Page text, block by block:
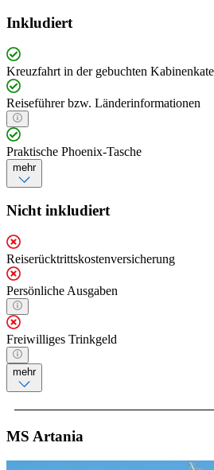
Inkludiert
Kreuzfahrt in der gebuchten
Reiseführer bzw. Länderinformationen
Praktische Phoenix-Tasche
mehr
Nicht inkludiert
Reiserücktrittskostenversicherung
Persönliche Ausgaben
Freiwilliges Trinkgeld
mehr
MS Artania